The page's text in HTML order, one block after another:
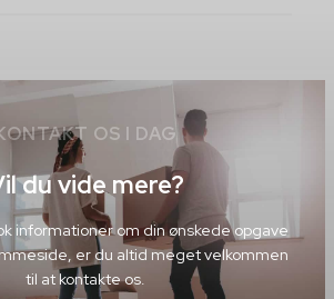
OS I DAG
du vide mere?
informationer om din ønskede opgave
er du altid meget velkommen
til at kontakte os.